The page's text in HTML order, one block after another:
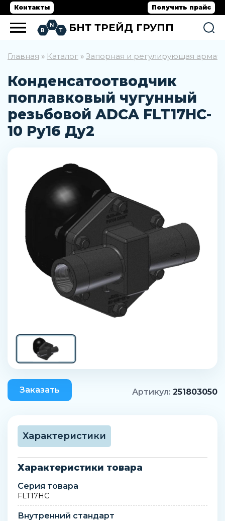
Контакты Получить прайс
БНТ ТРЕЙД ГРУПП
Главная » Каталог » Запорная и регулирующая
Конденсатоотводчик
поплавковый чугунный
резьбовой ADCA FLT17HC-
10 Ру16 Ду2
Заказать Артикул: 251803050
Характеристики
Характеристики товара
Серия товара
FLT17HC
Внутренний стандарт